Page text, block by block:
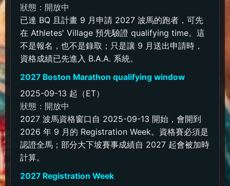
狀態：開放中
已達 BQ 且計畫 9 月申請 2027 波馬的跑者，可先
在 Athletes' Village 預先驗證 qualifying time。這
不是報名，也不是錄取；只是讓 9 月送出申請時，
資格成績已先進入 B.A.A. 系統。
2027 Boston Marathon qualifying window
2025-09-13 起（ET）
狀態：開放中
2027 波馬資格窗口自 2025-09-13 開始，會開到
2026 年 9 月的 Registration Week。資格賽必須是
認證全馬；部分大下坡賽事成績自 2027 起會被加時
計算。
2027 Registration Week